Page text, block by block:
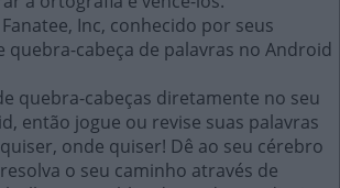
Inc, conhecido por seus
quebra-cabeça de palavras no Android
quebra-cabeças diretamente no seu
então jogue ou revise suas palavras
onde quiser! Dê ao seu cérebro
o seu caminho através de